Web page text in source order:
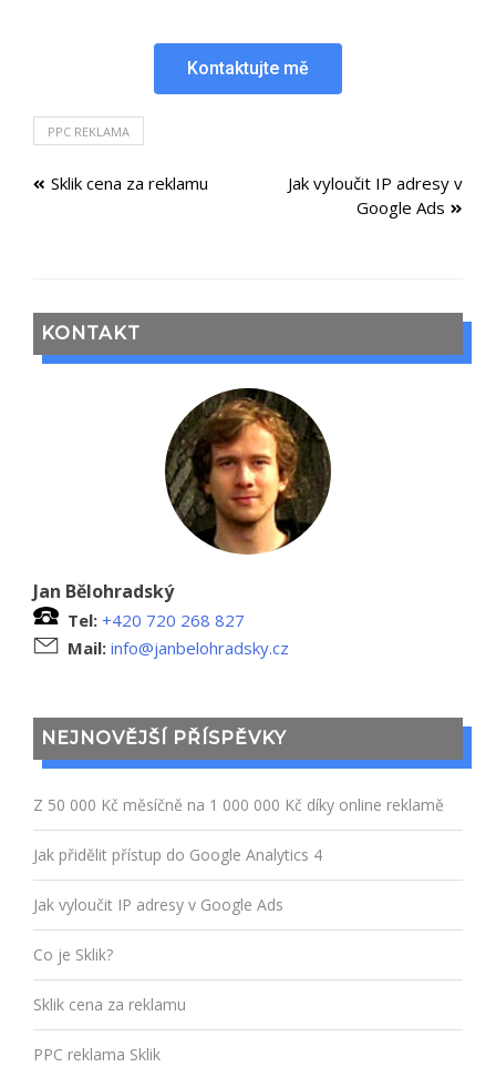
Kontaktujte mě
PPC REKLAMA
Sklik cena za reklamu
Jak vyloučit IP adresy v
Google Ads
KONTAKT
Jan Bělohradský
Tel: +420 720 268 827
Mail: info@janbelohradsky.cz
NEJNOVĚJŠÍ PŘÍSPĚVKY
Z 50 000 Kč měsíčně na 1 000 000 Kč díky online reklamě
Jak přidělit přístup do Google Analytics 4
Jak vyloučit IP adresy v Google Ads
Co je Sklik?
Sklik cena za reklamu
PPC reklama Sklik